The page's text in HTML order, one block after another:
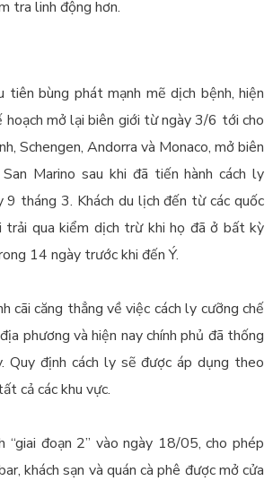
tra linh động hơn.
tiên bùng phát mạnh mẽ dịch bệnh, hiện
hoạch mở lại biên giới từ ngày 3/6 tới cho
Schengen, Andorra và Monaco, mở biên
Marino sau khi đã tiến hành cách ly
9 tháng 3. Khách du lịch đến từ các quốc
trải qua kiểm dịch trừ khi họ đã ở bất kỳ
14 ngày trước khi đến Ý.
cãi căng thẳng về việc cách ly cưỡng chế
phương và hiện nay chính phủ đã thống
Quy định cách ly sẽ được áp dụng theo
cả các khu vực.
“giai đoạn 2” vào ngày 18/05, cho phép
khách sạn và quán cà phê được mở cửa